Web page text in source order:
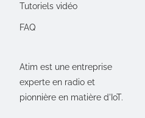
Atim est une entreprise
experte en radio et
pionnière en matière d'IoT.
Tutoriels vidéo
FAQ